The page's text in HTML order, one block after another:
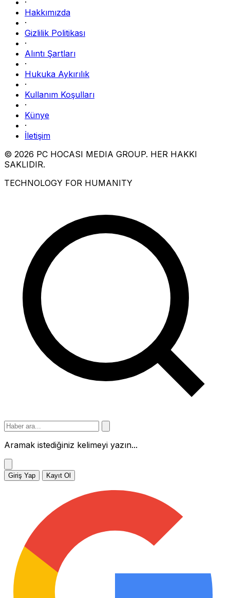
·
Hakkımızda
·
Gizlilik Politikası
·
Alıntı Şartları
·
Hukuka Aykırılık
·
Kullanım Koşulları
·
Künye
·
İletişim
© 2026 PC HOCASI MEDIA GROUP. HER HAKKI
SAKLIDIR.
TECHNOLOGY FOR HUMANITY
Aramak istediğiniz kelimeyi yazın...
Giriş Yap Kayıt Ol